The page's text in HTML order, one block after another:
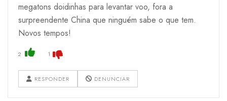
megatons doidinhas para levantar voo, fora a
surpreendente China que ninguém sabe o que tem.
Novos tempos!
2 1
RESPONDER DENUNCIAR